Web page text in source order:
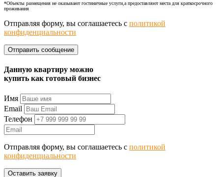
*Объекты размещения не оказывают гостиничные услуги,а предоставляют места для краткосрочного
проживания
Отправляя форму, вы соглашаетесь с политикой
конфиденциальности
Данную квартиру можно
купить как готовый бизнес
Имя
Email
Телефон
Отправляя форму, вы соглашаетесь с политикой
конфиденциальности